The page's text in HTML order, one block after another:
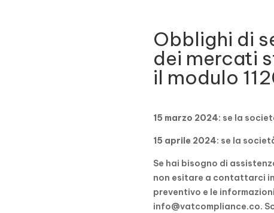
Obblighi di
dei mercati
il modulo
15 marzo 2024: se la
15 aprile 2024: se la
Se hai bisogno di
non esitare a contattarci
preventivo e le
info@vatcompliance.co.